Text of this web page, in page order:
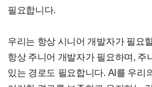
필요합니다.
우리는 항상 시니어 개발자가 필요
항상 주니어 개발자가 필요하며, 주
있는 경로도 필요합니다. AI를 우리